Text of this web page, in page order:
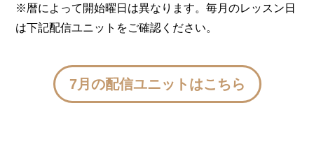
※暦によって開始曜日は異なります。毎月のレッスン日
は下記配信ユニットをご確認ください。
7月の配信ユニットはこちら